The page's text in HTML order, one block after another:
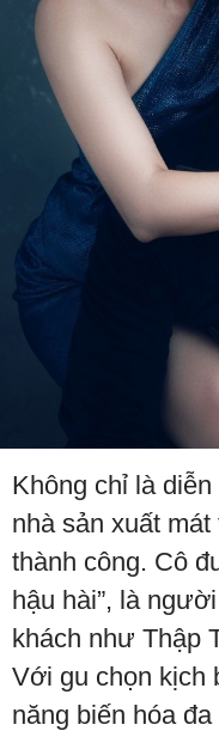
Không chỉ là
nhà sản xuất
thành công. Cô
hậu hài”, là
khách như Thập
Với gu chọn kịch
năng biến hóa